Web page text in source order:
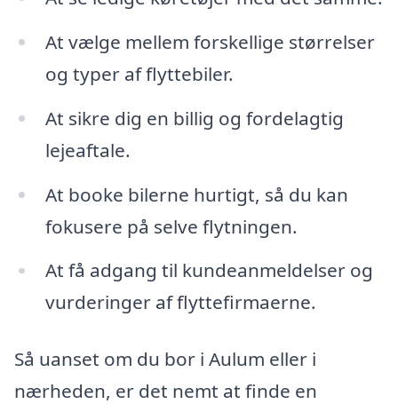
At vælge mellem forskellige størrelser
og typer af flyttebiler.
At sikre dig en billig og fordelagtig
lejeaftale.
At booke bilerne hurtigt, så du kan
fokusere på selve flytningen.
At få adgang til kundeanmeldelser og
vurderinger af flyttefirmaerne.
Så uanset om du bor i Aulum eller i
nærheden, er det nemt at finde en